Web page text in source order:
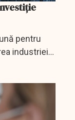
pentru
industriei